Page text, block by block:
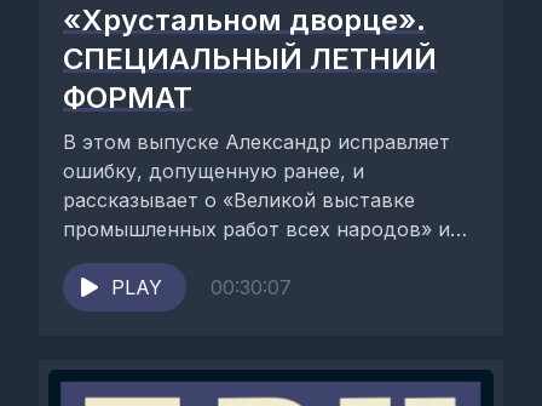
«Хрустальном дворце».
СПЕЦИАЛЬНЫЙ ЛЕТНИЙ
ФОРМАТ
В этом выпуске Александр исправляет
ошибку, допущенную ранее, и
рассказывает о «Великой выставке
промышленных работ всех народов» и
«Хрустальном дворце». Ведущие
подкаста: Данил Антоненков, ...
PLAY 00:30:07